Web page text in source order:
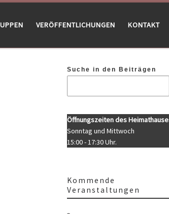
VERÖFFENTLICHUNGEN KONTAKT
Suche in den Beiträgen
Öffnungszeiten des
Sonntag und Mittwoch
15:00 - 17:30 Uhr.
Kommende
Veranstaltungen